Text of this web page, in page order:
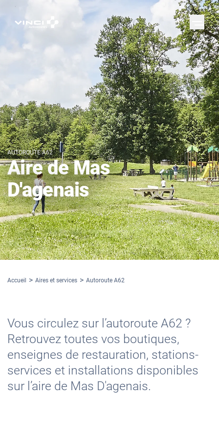
AUTOROUTE A62
Aire de Mas
D'agenais
Accueil Aires et services Autoroute A62
Vous circulez sur l’autoroute A62 ?
Retrouvez toutes vos boutiques,
enseignes de restauration, stations-
services et installations disponibles
sur l’aire de Mas D'agenais.